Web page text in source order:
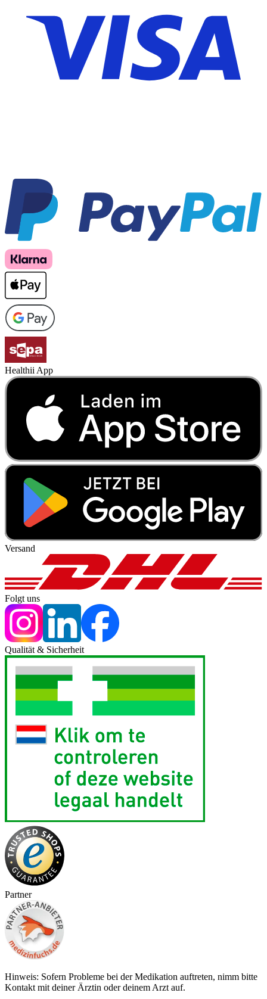
Healthii App
Versand
Folgt uns
Qualität & Sicherheit
Partner
Hinweis: Sofern Probleme bei der Medikation auftreten, nimm bitte
Kontakt mit deiner Ärztin oder deinem Arzt auf.